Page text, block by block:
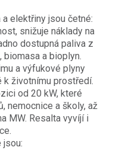
elektřiny jsou četné:
snižuje náklady na
dostupná paliva z
biomasa a bioplyn.
a výfukové plyny
k životnímu prostředí.
od 20 kW, které
nemocnice a školy, až
MW. Resalta vyvíjí i
jsou: